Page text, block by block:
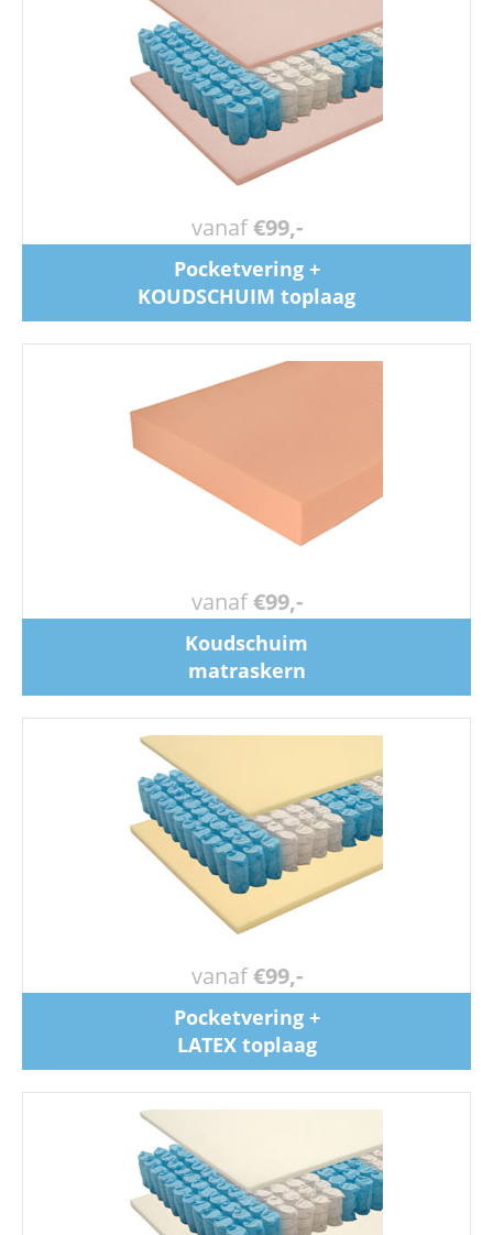
vanaf€99,-
Pocketvering +
KOUDSCHUIM toplaag
vanaf€99,-
Koudschuim
matraskern
vanaf€99,-
Pocketvering +
LATEX toplaag